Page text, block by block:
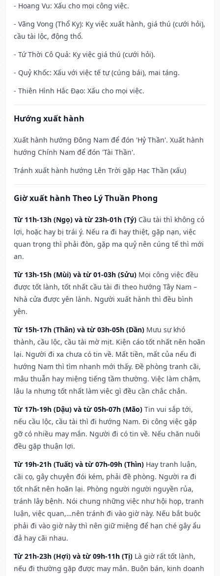
- Hoang Vu: Xấu cho mọi công việc.
- Vãng Vong (Thổ Kỵ): Kỵ việc xuất hành, giá thú (cưới hỏi),
cầu tài lộc, động thổ.
- Tứ Thời Cô Quả: Kỵ việc giá thú (cưới hỏi).
- Quỷ Khốc: Xấu với việc tế tự (cúng bái), mai táng.
- Thiên Hình Hắc Đạo: Xấu cho mọi việc.
Hướng xuất hành
Xuất hành hướng Đông Nam để đón 'Hỷ Thần'. Xuất hành
hướng Chính Nam để đón 'Tài Thần'.
Tránh xuất hành hướng Lên Trời gặp Hạc Thần (xấu)
Giờ xuất hành Theo Lý Thuần Phong
Từ 11h-13h (Ngọ) và từ 23h-01h (Tý) Cầu tài thì không có
lợi, hoặc hay bị trái ý. Nếu ra đi hay thiệt, gặp nạn, việc
quan trọng thì phải đòn, gặp ma quỷ nên cúng tế thì mới
an.
Từ 13h-15h (Mùi) và từ 01-03h (Sửu) Mọi công việc đều
được tốt lành, tốt nhất cầu tài đi theo hướng Tây Nam –
Nhà cửa được yên lành. Người xuất hành thì đều bình
yên.
Từ 15h-17h (Thân) và từ 03h-05h (Dần) Mưu sự khó
thành, cầu lộc, cầu tài mờ mịt. Kiện cáo tốt nhất nên hoãn
lại. Người đi xa chưa có tin về. Mất tiền, mất của nếu đi
hướng Nam thì tìm nhanh mới thấy. Đề phòng tranh cãi,
mâu thuẫn hay miệng tiếng tầm thường. Việc làm chậm,
lâu la nhưng tốt nhất làm việc gì đều cần chắc chắn.
Từ 17h-19h (Dậu) và từ 05h-07h (Mão) Tin vui sắp tới,
nếu cầu lộc, cầu tài thì đi hướng Nam. Đi công việc gặp
gỡ có nhiều may mắn. Người đi có tin về. Nếu chăn nuôi
đều gặp thuận lợi.
Từ 19h-21h (Tuất) và từ 07h-09h (Thìn) Hay tranh luận,
cãi cọ, gây chuyện đói kém, phải đề phòng. Người ra đi
tốt nhất nên hoãn lại. Phòng người người nguyền rủa,
tránh lây bệnh. Nói chung những việc như hội họp, tranh
luận, việc quan,…nên tránh đi vào giờ này. Nếu bắt buộc
phải đi vào giờ này thì nên giữ miệng để hạn ché gây ẩu
đả hay cãi nhau.
Từ 21h-23h (Hợi) và từ 09h-11h (Tị) Là giờ rất tốt lành,
nếu đi thường gặp được may mắn. Buôn bán, kinh doanh